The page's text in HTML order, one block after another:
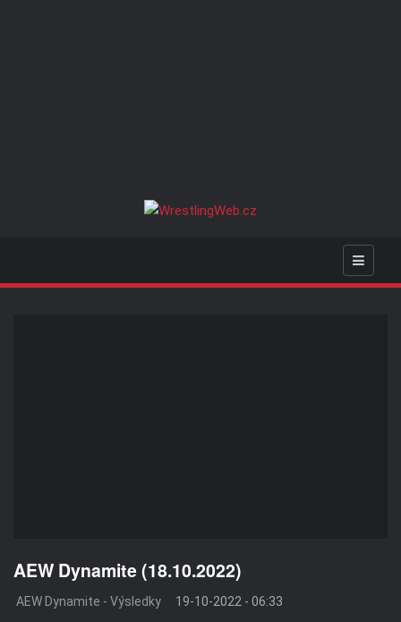
AEW Dynamite (18.10.2022)
AEW Dynamite - Výsledky 19-10-2022 - 06:33